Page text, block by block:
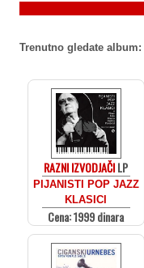
Trenutno gledate album:
RAZNI IZVODJAČILP
PIJANISTI POP JAZZ
KLASICI
Cena: 1999 dinara